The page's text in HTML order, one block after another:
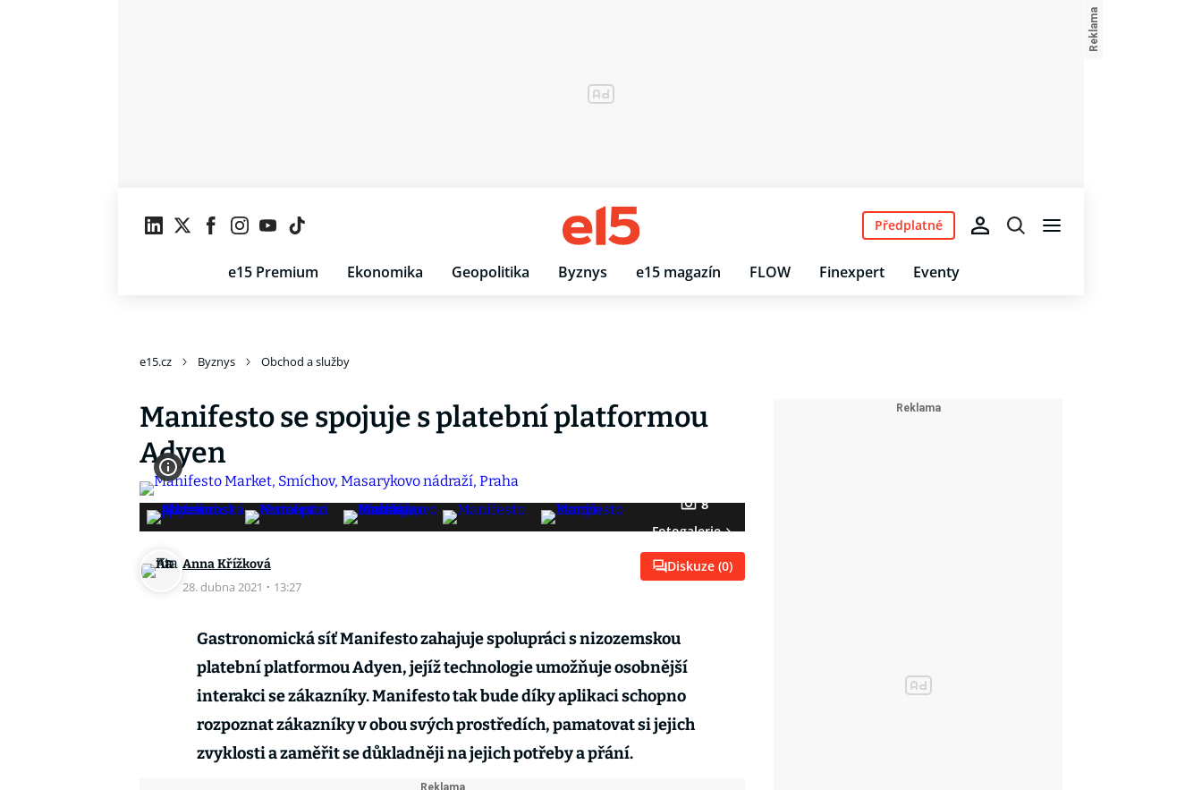
e15 Premium Ekonomika Geopolitika Byznys e15 magazín FLOW Finexpert Eventy
Předplatné
e15.cz Byznys Obchod a služby
Manifesto se spojuje s platební platformou
Adyen
8
Fotogalerie
Anna Křížková
28. dubna 2021 · 13:27
Diskuze (0)
Gastronomická síť Manifesto zahajuje spolupráci s nizozemskou
platební platformou Adyen, jejíž technologie umožňuje osobnější
interakci se zákazníky. Manifesto tak bude díky aplikaci schopno
rozpoznat zákazníky v obou svých prostředích, pamatovat si jejich
zvyklosti a zaměřit se důkladněji na jejich potřeby a přání.